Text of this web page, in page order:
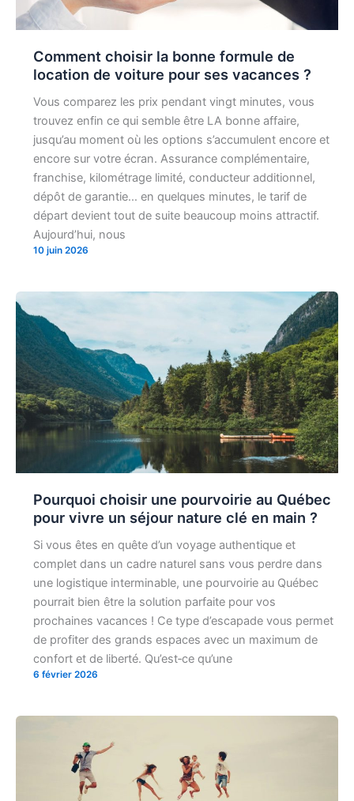
Comment choisir la bonne formule de
location de voiture pour ses vacances ?
Vous comparez les prix pendant vingt minutes, vous
trouvez enfin ce qui semble être LA bonne affaire,
jusqu’au moment où les options s’accumulent encore et
encore sur votre écran. Assurance complémentaire,
franchise, kilométrage limité, conducteur additionnel,
dépôt de garantie… en quelques minutes, le tarif de
départ devient tout de suite beaucoup moins attractif.
Aujourd’hui, nous
10 juin 2026
Pourquoi choisir une pourvoirie au Québec
pour vivre un séjour nature clé en main ?
Si vous êtes en quête d’un voyage authentique et
complet dans un cadre naturel sans vous perdre dans
une logistique interminable, une pourvoirie au Québec
pourrait bien être la solution parfaite pour vos
prochaines vacances ! Ce type d’escapade vous permet
de profiter des grands espaces avec un maximum de
confort et de liberté. Qu’est‑ce qu’une
6 février 2026